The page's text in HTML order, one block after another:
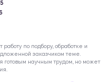
по подбору, обработке и
заказчиком теме.
готовым научным трудом, но может